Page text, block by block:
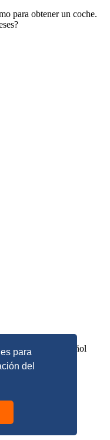
para
del
para obtener un coche.
Economía en Español
reservados